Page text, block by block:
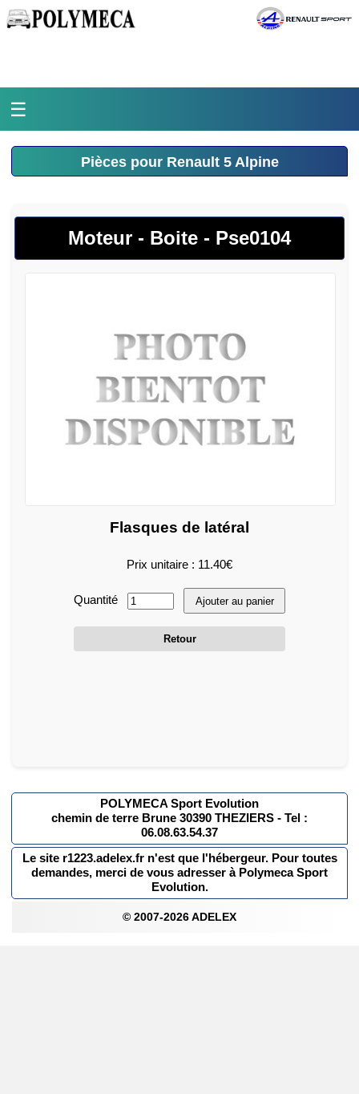
☰
Accueil
La médiathèque
L'histoire
Pièces pour Renault 5 Alpine
Moteur - Boite - Pse0104
Flasques de latéral
Prix unitaire : 11.40€
Quantité Ajouter au panier
Retour
POLYMECA Sport Evolution
chemin de terre Brune 30390 THEZIERS - Tel :
06.08.63.54.37
Le site r1223.adelex.fr n'est que l'hébergeur. Pour toutes
demandes, merci de vous adresser à Polymeca Sport
Evolution.
© 2007-2026 ADELEX